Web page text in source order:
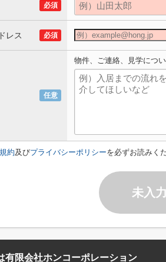
必須
レス 必須
任意
物件、ご連絡、見学につ
約及びプライバシーポリシーを必ずお読みく
未入
有限会社ホンコーポレーション